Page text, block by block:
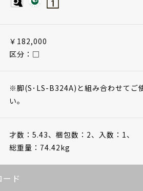
￥182,000
区分：□
※脚(S･LS-B324A)と組み合わせてご
い。
才数：5.43、 梱包数：2、 入数：1、
総重量：74.42kg
ド